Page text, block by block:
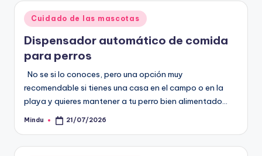
Publicado
en
Cuidado de las mascotas
Dispensador automático de comida
para perros
No se si lo conoces, pero una opción muy
recomendable si tienes una casa en el campo o en la
playa y quieres mantener a tu perro bien alimentado…
Publicado
Mindu 21/07/2026